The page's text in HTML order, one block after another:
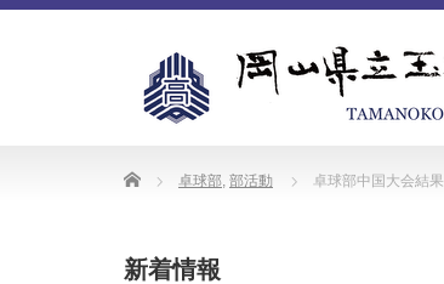
Home 卓球部, 部活動 卓球部中国大会結果
新着情報